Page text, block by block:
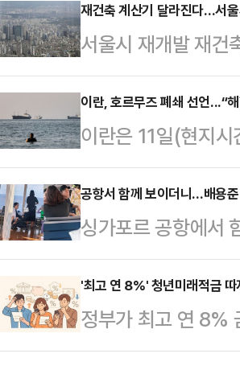
체급이 커졌지만,
서, 독자 노선 가능
훈)계, 정치평론가
선택지라기보다 복
이 우세하다.한 의
시 부산 북갑 보선
재건축 계산기 달라진다…서
서울시 재개발 재건
부채납 방식에 따른
주거지역 공공시설
면 서울시는 지난 5
일부 개정했다. 해
에 즉시 적용된다.
티브 기준이 구체화
시설 등을 기부채
이란, 호르무즈 폐쇄 선언...“
이란은 11일(현지
히 폐쇄한다고 선언
피격된 것으로 알려
탐 알안비야 중앙군
유조선과 상선을 포
“해협 통과를 시도
제 이날 호르무즈
뤄졌다. 이란 반체
공항서 함께 보이더니…배용
싱가포르 공항에서
·최태원 부부가 다
아시아원에 따르면
졌다.사회관계망서
일 크루즈에 탑승해
'최고 연 8%' 청년미래적금
정부가 최고 연 8%
행별 우대금리 조건